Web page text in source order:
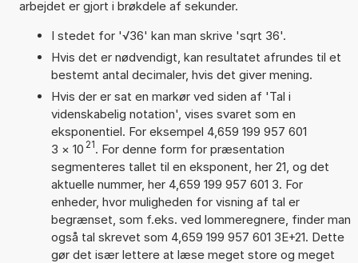
arbejdet er gjort i brøkdele af sekunder.
I stedet for '√36' kan man skrive 'sqrt 36'.
Hvis det er nødvendigt, kan resultatet afrundes til et
bestemt antal decimaler, hvis det giver mening.
Hvis der er sat en markør ved siden af 'Tal i
videnskabelig notation', vises svaret som en
eksponentiel. For eksempel 4,659 199 957 601
3 × 10 21. For denne form for præsentation
segmenteres tallet til en eksponent, her 21, og det
aktuelle nummer, her 4,659 199 957 601 3. For
enheder, hvor muligheden for visning af tal er
begrænset, som f.eks. ved lommeregnere, finder man
også tal skrevet som 4,659 199 957 601 3E+21. Dette
gør det især lettere at læse meget store og meget